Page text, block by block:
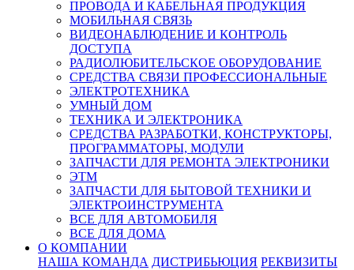
ПРОВОДА И КАБЕЛЬНАЯ ПРОДУКЦИЯ
МОБИЛЬНАЯ СВЯЗЬ
ВИДЕОНАБЛЮДЕНИЕ И КОНТРОЛЬ
ДОСТУПА
РАДИОЛЮБИТЕЛЬСКОЕ ОБОРУДОВАНИЕ
СРЕДСТВА СВЯЗИ ПРОФЕССИОНАЛЬНЫЕ
ЭЛЕКТРОТЕХНИКА
УМНЫЙ ДОМ
ТЕХНИКА И ЭЛЕКТРОНИКА
СРЕДСТВА РАЗРАБОТКИ, КОНСТРУКТОРЫ,
ПРОГРАММАТОРЫ, МОДУЛИ
ЗАПЧАСТИ ДЛЯ РЕМОНТА ЭЛЕКТРОНИКИ
ЭТМ
ЗАПЧАСТИ ДЛЯ БЫТОВОЙ ТЕХНИКИ И
ЭЛЕКТРОИНСТРУМЕНТА
ВСЕ ДЛЯ АВТОМОБИЛЯ
ВСЕ ДЛЯ ДОМА
О КОМПАНИИ
НАША КОМАНДА ДИСТРИБЬЮЦИЯ РЕКВИЗИТЫ